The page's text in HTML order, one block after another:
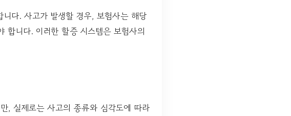
다. 사고가 발생할 경우, 보험사는 해당
합니다. 이러한 할증 시스템은 보험사의
, 실제로는 사고의 종류와 심각도에 따라